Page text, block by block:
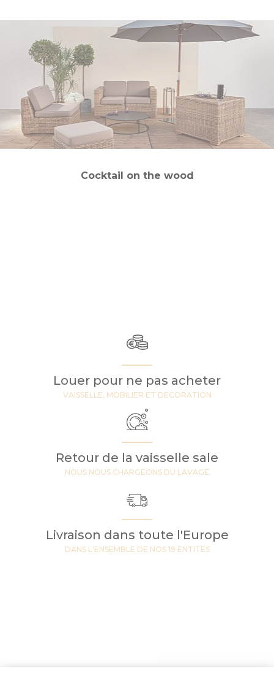
Cocktail on the wood
Louer pour ne pas acheter
VAISSELLE, MOBILIER ET DECORATION
Retour de la vaisselle sale
NOUS NOUS CHARGEONS DU LAVAGE
Livraison dans toute l'Europe
DANS L'ENSEMBLE DE NOS 19 ENTITES